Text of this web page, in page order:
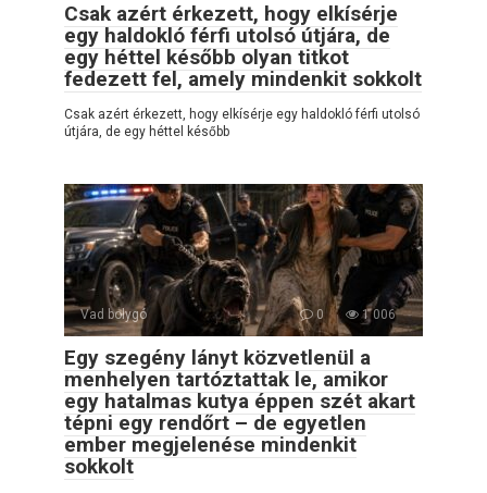
Csak azért érkezett, hogy elkísérje
egy haldokló férfi utolsó útjára, de
egy héttel később olyan titkot
fedezett fel, amely mindenkit sokkolt
Csak azért érkezett, hogy elkísérje egy haldokló férfi utolsó
útjára, de egy héttel később
Vad bolygó 0 1 006
Egy szegény lányt közvetlenül a
menhelyen tartóztattak le, amikor
egy hatalmas kutya éppen szét akart
tépni egy rendőrt – de egyetlen
ember megjelenése mindenkit
sokkolt